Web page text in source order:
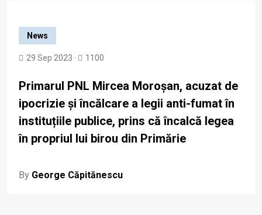
News
29 Sep 2023 · 1100
Primarul PNL Mircea Moroșan, acuzat de
ipocrizie și încălcare a legii anti-fumat în
instituțiile publice, prins că încalcă legea
în propriul lui birou din Primărie
By George Căpitănescu